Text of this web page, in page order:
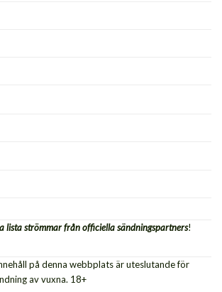
lista strömmar från officiella sändningspartners!
på denna webbplats är uteslutande för
av vuxna. 18+